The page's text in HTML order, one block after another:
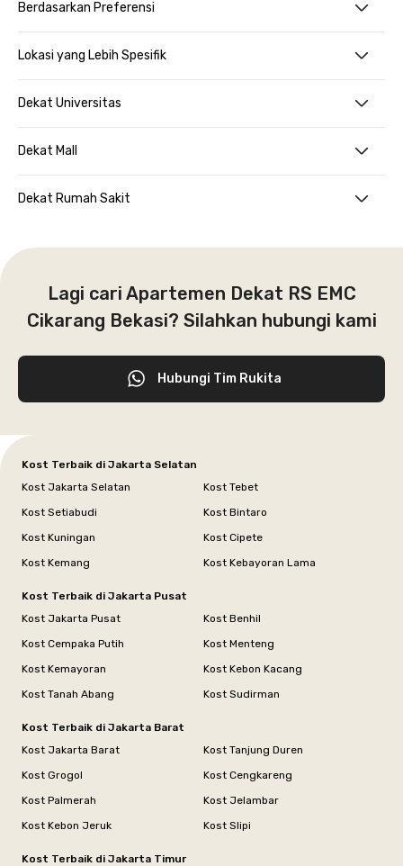
Berdasarkan Preferensi
Lokasi yang Lebih Spesifik
Dekat Universitas
Dekat Mall
Dekat Rumah Sakit
Lagi cari Apartemen Dekat RS EMC
Cikarang Bekasi? Silahkan hubungi kami
Hubungi Tim Rukita
Kost Terbaik di Jakarta Selatan
Kost Jakarta Selatan
Kost Tebet
Kost Setiabudi
Kost Bintaro
Kost Kuningan
Kost Cipete
Kost Kemang
Kost Kebayoran Lama
Kost Terbaik di Jakarta Pusat
Kost Jakarta Pusat
Kost Benhil
Kost Cempaka Putih
Kost Menteng
Kost Kemayoran
Kost Kebon Kacang
Kost Tanah Abang
Kost Sudirman
Kost Terbaik di Jakarta Barat
Kost Jakarta Barat
Kost Tanjung Duren
Kost Grogol
Kost Cengkareng
Kost Palmerah
Kost Jelambar
Kost Kebon Jeruk
Kost Slipi
Kost Terbaik di Jakarta Timur